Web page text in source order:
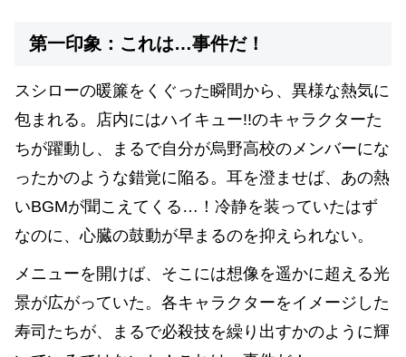
第一印象：これは…事件だ！
スシローの暖簾をくぐった瞬間から、異様な熱気に
包まれる。店内にはハイキュー!!のキャラクターた
ちが躍動し、まるで自分が烏野高校のメンバーにな
ったかのような錯覚に陥る。耳を澄ませば、あの熱
いBGMが聞こえてくる…！冷静を装っていたはず
なのに、心臓の鼓動が早まるのを抑えられない。
メニューを開けば、そこには想像を遥かに超える光
景が広がっていた。各キャラクターをイメージした
寿司たちが、まるで必殺技を繰り出すかのように輝